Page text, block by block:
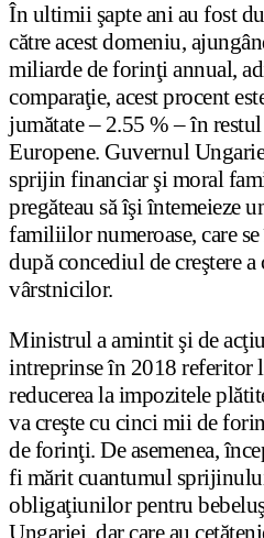
În ultimii şapte ani au fost
către acest domeniu,
miliarde de forinţi annual,
comparaţie, acest procent
jumătate – 2.55 % – în
Europene. Guvernul
sprijin financiar şi moral
pregăteau să îşi întemeieze
familiilor numeroase, care
după concediul de creştere
vârstnicilor.
Ministrul a amintit şi de
intreprinse în 2018
reducerea la impozitele
va creşte cu cinci mii de
de forinţi. De asemenea,
fi mărit cuantumul
obligaţiunilor pentru
Ungariei, dar care au